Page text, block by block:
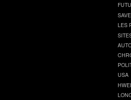
LES
USA